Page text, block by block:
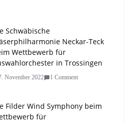
Schwäbische
Neckar-Teck
Wettbewerb für
in Trossingen
November 2022 1 Comment
Filder Wind Symphony beim
für